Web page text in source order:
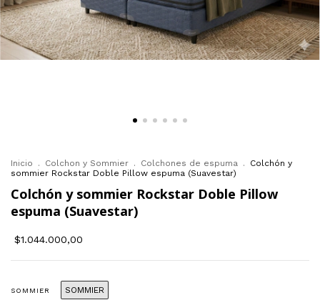
Inicio . Colchon y Sommier . Colchones de espuma .
Colchón y
sommier Rockstar Doble Pillow espuma (Suavestar)
Colchón y sommier Rockstar Doble Pillow
espuma (Suavestar)
$1.044.000,00
SOMMIER SOMMIER